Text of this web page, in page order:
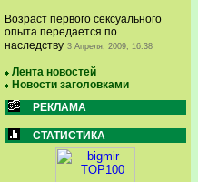
Возраст первого сексуального
опыта передается по
наследству 3 Апреля, 2009, 16:38
Лента новостей
Новости заголовками
РЕКЛАМА
СТАТИСТИКА